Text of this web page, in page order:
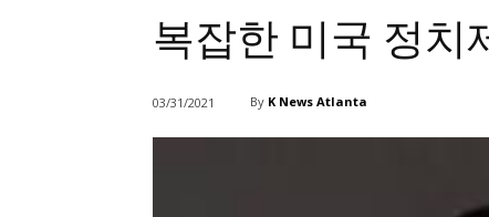
복잡한 미국 정치
03/31/2021 By K News Atlanta